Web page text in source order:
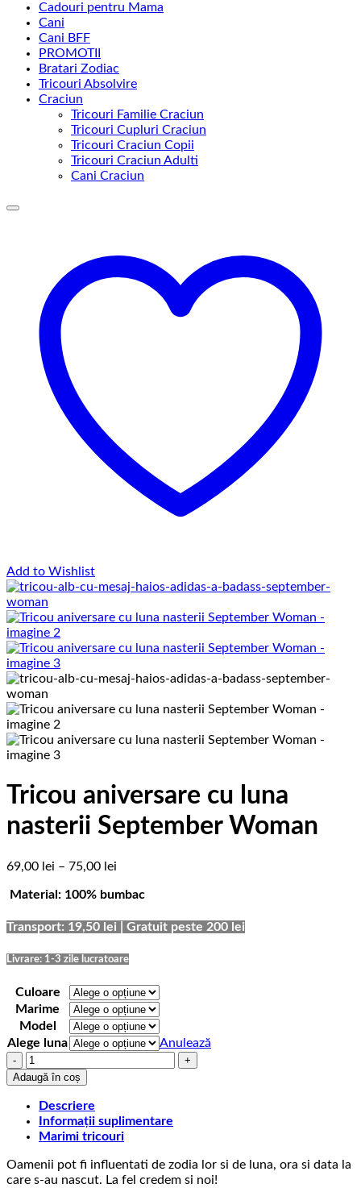
Cadouri pentru Mama
Cani
Cani BFF
PROMOTII
Bratari Zodiac
Tricouri Absolvire
Craciun
Tricouri Familie Craciun
Tricouri Cupluri Craciun
Tricouri Craciun Copii
Tricouri Craciun Adulti
Cani Craciun
Add to Wishlist
Tricou aniversare cu luna
nasterii September Woman
69,00 lei – 75,00 lei
prețuri:
până
75,00 lei
Material: 100% bumbac
Transport: 19,50 lei | Gratuit peste 200 lei
Livrare: 1-3 zile lucratoare
Culoare
Marime
Model
Alege luna
Anulează
Cantitate
Tricou
aniversare
cu
luna
nasterii
Woman
Adaugă în coș
Descriere
Informații suplimentare
Marimi tricouri
Oamenii pot fi influentati de zodia lor si de luna, ora si data la
care s-au nascut. La fel credem si noi!